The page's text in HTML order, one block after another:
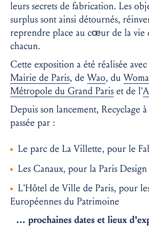
leurs secrets de fabrication. Les
surplus sont ainsi détournés,
reprendre place au cœur de la vie
chacun.
Cette exposition a été réalisée
Mairie de Paris, de Wao, du Woma
Métropole du Grand Paris et de l’
Depuis son lancement, Recyclage à
passée par :
Le parc de La Villette, pour le
Les Canaux, pour la Paris
L’Hôtel de Ville de Paris, pour
Européennes du Patrimoine
… prochaines dates et lieux